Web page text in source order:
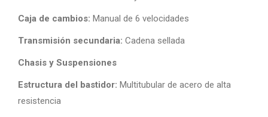
Caja de cambios: Manual de 6 velocidades
Transmisión secundaria: Cadena sellada
Chasis y Suspensiones
Estructura del bastidor: Multitubular de acero de alta
resistencia